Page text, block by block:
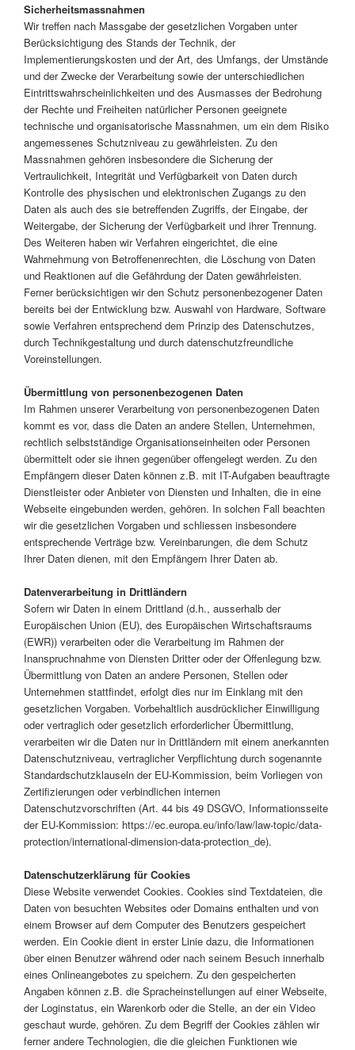
Sicherheitsmassnahmen
Wir treffen nach Massgabe der gesetzlichen Vorgaben unter
Berücksichtigung des Stands der Technik, der
Implementierungskosten und der Art, des Umfangs, der Umstände
und der Zwecke der Verarbeitung sowie der unterschiedlichen
Eintrittswahrscheinlichkeiten und des Ausmasses der Bedrohung
der Rechte und Freiheiten natürlicher Personen geeignete
technische und organisatorische Massnahmen, um ein dem Risiko
angemessenes Schutzniveau zu gewährleisten. Zu den
Massnahmen gehören insbesondere die Sicherung der
Vertraulichkeit, Integrität und Verfügbarkeit von Daten durch
Kontrolle des physischen und elektronischen Zugangs zu den
Daten als auch des sie betreffenden Zugriffs, der Eingabe, der
Weitergabe, der Sicherung der Verfügbarkeit und ihrer Trennung.
Des Weiteren haben wir Verfahren eingerichtet, die eine
Wahrnehmung von Betroffenenrechten, die Löschung von Daten
und Reaktionen auf die Gefährdung der Daten gewährleisten.
Ferner berücksichtigen wir den Schutz personenbezogener Daten
bereits bei der Entwicklung bzw. Auswahl von Hardware, Software
sowie Verfahren entsprechend dem Prinzip des Datenschutzes,
durch Technikgestaltung und durch datenschutzfreundliche
Voreinstellungen.
Übermittlung von personenbezogenen Daten
Im Rahmen unserer Verarbeitung von personenbezogenen Daten
kommt es vor, dass die Daten an andere Stellen, Unternehmen,
rechtlich selbstständige Organisationseinheiten oder Personen
übermittelt oder sie ihnen gegenüber offengelegt werden. Zu den
Empfängern dieser Daten können z.B. mit IT-Aufgaben beauftragte
Dienstleister oder Anbieter von Diensten und Inhalten, die in eine
Webseite eingebunden werden, gehören. In solchen Fall beachten
wir die gesetzlichen Vorgaben und schliessen insbesondere
entsprechende Verträge bzw. Vereinbarungen, die dem Schutz
Ihrer Daten dienen, mit den Empfängern Ihrer Daten ab.
Datenverarbeitung in Drittländern
Sofern wir Daten in einem Drittland (d.h., ausserhalb der
Europäischen Union (EU), des Europäischen Wirtschaftsraums
(EWR)) verarbeiten oder die Verarbeitung im Rahmen der
Inanspruchnahme von Diensten Dritter oder der Offenlegung bzw.
Übermittlung von Daten an andere Personen, Stellen oder
Unternehmen stattfindet, erfolgt dies nur im Einklang mit den
gesetzlichen Vorgaben. Vorbehaltlich ausdrücklicher Einwilligung
oder vertraglich oder gesetzlich erforderlicher Übermittlung,
verarbeiten wir die Daten nur in Drittländern mit einem anerkannten
Datenschutzniveau, vertraglicher Verpflichtung durch sogenannte
Standardschutzklauseln der EU-Kommission, beim Vorliegen von
Zertifizierungen oder verbindlichen internen
Datenschutzvorschriften (Art. 44 bis 49 DSGVO, Informationsseite
der EU-Kommission: https://ec.europa.eu/info/law/law-topic/data-
protection/international-dimension-data-protection_de).
Datenschutzerklärung für Cookies
Diese Website verwendet Cookies. Cookies sind Textdateien, die
Daten von besuchten Websites oder Domains enthalten und von
einem Browser auf dem Computer des Benutzers gespeichert
werden. Ein Cookie dient in erster Linie dazu, die Informationen
über einen Benutzer während oder nach seinem Besuch innerhalb
eines Onlineangebotes zu speichern. Zu den gespeicherten
Angaben können z.B. die Spracheinstellungen auf einer Webseite,
der Loginstatus, ein Warenkorb oder die Stelle, an der ein Video
geschaut wurde, gehören. Zu dem Begriff der Cookies zählen wir
ferner andere Technologien, die die gleichen Funktionen wie